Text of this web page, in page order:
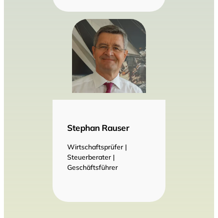
Stephan Rauser
Wirtschaftsprüfer |
Steuerberater |
Geschäftsführer